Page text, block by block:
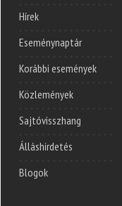
Hírek
Eseménynaptár
Korábbi események
Közlemények
Sajtóvisszhang
Álláshirdetés
Blogok